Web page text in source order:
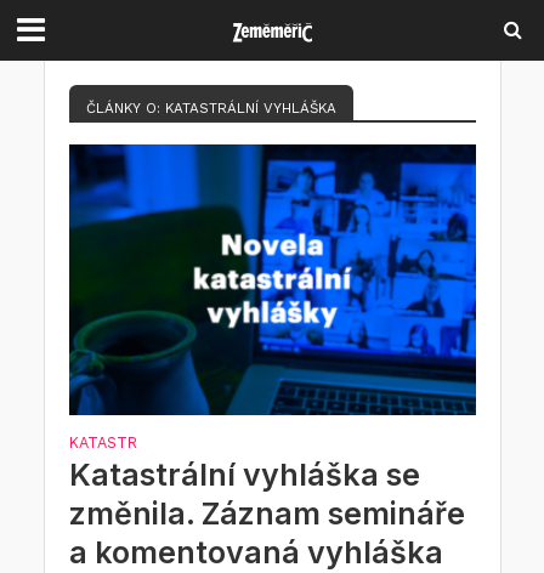
ČLÁNKY O: KATASTRÁLNÍ VYHLÁŠKA
KATASTR
Katastrální vyhláška se
změnila. Záznam semináře
a komentovaná vyhláška